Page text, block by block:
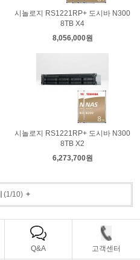
시놀로지 RS1221RP+ 도시바 N300
8TB X4
8,056,000원
시놀로지 RS1221RP+ 도시바 N300
8TB X2
6,273,700원
(1/10) +
Q&A 고객센터